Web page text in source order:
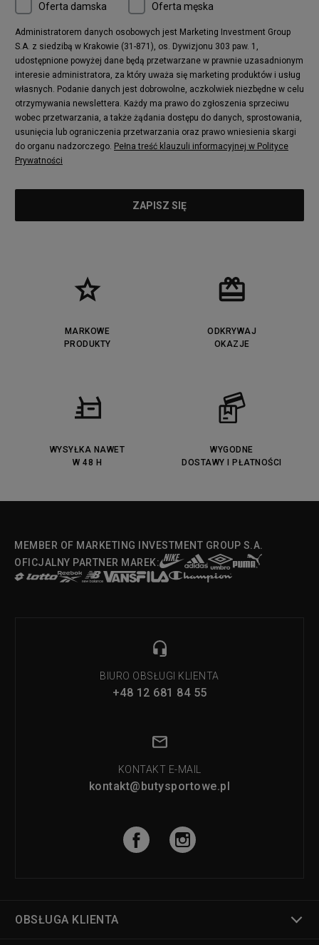
Oferta damska Oferta męska
Administratorem danych osobowych jest Marketing Investment Group
S.A. z siedzibą w Krakowie (31-871), os. Dywizjonu 303 paw. 1,
udostępnione powyżej dane będą przetwarzane w prawnie uzasadnionym
interesie administratora, za który uważa się marketing produktów i usług
własnych. Podanie danych jest dobrowolne, aczkolwiek niezbędne w celu
otrzymywania newslettera. Każdy ma prawo do zgłoszenia sprzeciwu
wobec przetwarzania, a także żądania dostępu do danych, sprostowania,
usunięcia lub ograniczenia przetwarzania oraz prawo wniesienia skargi
do organu nadzorczego. Pełna treść klauzuli informacyjnej w Polityce
Prywatności
MARKOWE
PRODUKTY
ODKRYWAJ
OKAZJE
WYSYŁKA NAWET
W 48 H
WYGODNE
DOSTAWY I PŁATNOŚCI
MEMBER OF MARKETING INVESTMENT GROUP S.A.
OFICJALNY PARTNER MAREK:
BIURO OBSŁUGI KLIENTA
+48 12 681 84 55
KONTAKT E-MAIL
kontakt@butysportowe.pl
OBSŁUGA KLIENTA